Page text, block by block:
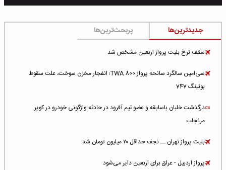
جدیدترین‌ها پربحث‌ترین‌ها
سقف نرخ بلیت پرواز اربعین مشخص شد
سی‌امین سالگرد سانحه پرواز TWA 800؛ انفجار مخزن سوخت، علت سقوط
بوئینگ 747
درگذشت خلبان باسابقه و عضو تیم آفرود در حادثه واژگونی خودرو در کویر
مرنجاب
بلیت پرواز تهران ــ نجف حداقل ۲۰ میلیون تومان شد
پرواز اردبیل - عراق برای اربعین دایر می‌شود